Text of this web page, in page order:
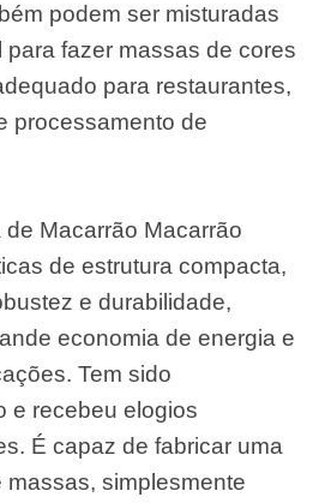
podem ser misturadas
fazer massas de cores
para restaurantes,
processamento de
Macarrão Macarrão
de estrutura compacta,
e durabilidade,
economia de energia e
Tem sido
e recebeu elogios
É capaz de fabricar uma
simplesmente